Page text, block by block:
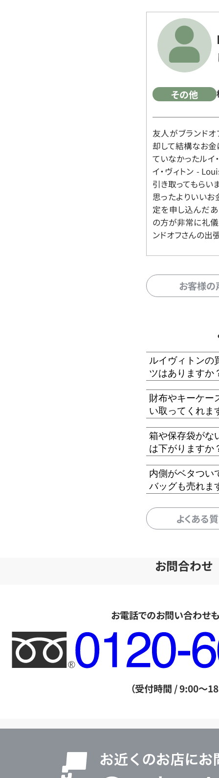
その他
友人がブランド
却して結構なお金
ていなかったルイ
イ・ヴィトン -
引き取ってもらい
思ったよりいいお
定を申し込んだ
の方が非常に礼儀
ンドオフさんの出
お客様
ルイヴィトンの
ツはありますか
財布やキーケー
い取ってくれま
箱や保存袋がな
は下がりますか
内側がベタつい
バッグも売れま
よくある
お問合わせ
お電話でのお問い合わせ
フ
リ
ー
ル
（受付時間 / 9:00～